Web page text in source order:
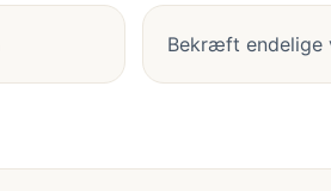
Bekræft endelige